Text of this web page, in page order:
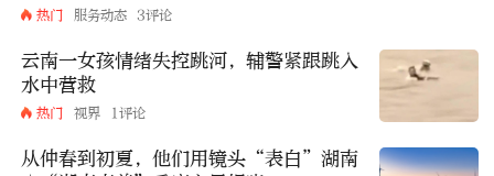
热门 服务动态 3评论
云南一女孩情绪失控跳河，辅警紧跟跳入
水中营救
热门 视界 1评论
从仲春到初夏，他们用镜头“表白”湖南